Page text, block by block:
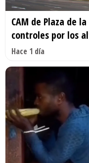
CAM de Plaza de
controles por los
Hace 1 día